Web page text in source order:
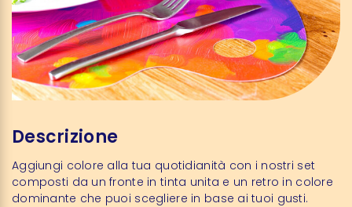
Descrizione
Aggiungi colore alla tua quotidianità con i nostri set
composti da un fronte in tinta unita e un retro in colore
dominante che puoi scegliere in base ai tuoi gusti.